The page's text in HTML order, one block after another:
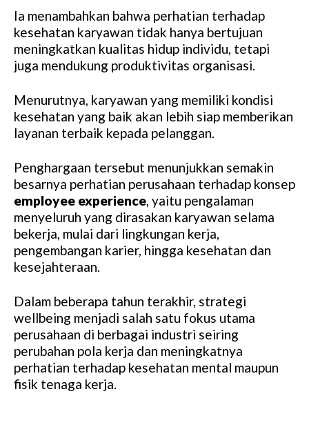
Ia menambahkan bahwa perhatian terhadap
kesehatan karyawan tidak hanya bertujuan
meningkatkan kualitas hidup individu, tetapi
juga mendukung produktivitas organisasi.
Menurutnya, karyawan yang memiliki kondisi
kesehatan yang baik akan lebih siap memberikan
layanan terbaik kepada pelanggan.
Penghargaan tersebut menunjukkan semakin
besarnya perhatian perusahaan terhadap konsep
employee experience, yaitu pengalaman
menyeluruh yang dirasakan karyawan selama
bekerja, mulai dari lingkungan kerja,
pengembangan karier, hingga kesehatan dan
kesejahteraan.
Dalam beberapa tahun terakhir, strategi
wellbeing menjadi salah satu fokus utama
perusahaan di berbagai industri seiring
perubahan pola kerja dan meningkatnya
perhatian terhadap kesehatan mental maupun
fisik tenaga kerja.